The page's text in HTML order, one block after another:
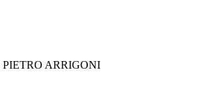
PIETRO ARRIGONI